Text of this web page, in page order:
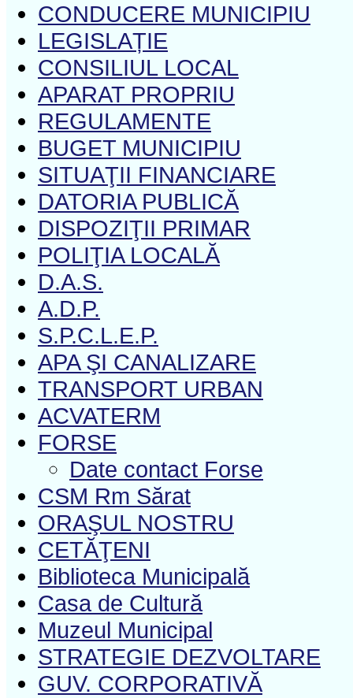
CONDUCERE MUNICIPIU
LEGISLAȚIE
CONSILIUL LOCAL
APARAT PROPRIU
REGULAMENTE
BUGET MUNICIPIU
SITUAŢII FINANCIARE
DATORIA PUBLICĂ
DISPOZIŢII PRIMAR
POLIŢIA LOCALĂ
D.A.S.
A.D.P.
S.P.C.L.E.P.
APA ŞI CANALIZARE
TRANSPORT URBAN
ACVATERM
FORSE
Date contact Forse
CSM Rm Sărat
ORAŞUL NOSTRU
CETĂŢENI
Biblioteca Municipală
Casa de Cultură
Muzeul Municipal
STRATEGIE DEZVOLTARE
GUV. CORPORATIVĂ